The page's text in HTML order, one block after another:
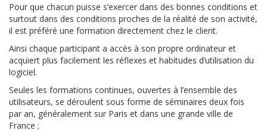
Pour que chacun puisse s’exercer dans des bonnes conditions et
surtout dans des conditions proches de la réalité de son activité,
il est préféré une formation directement chez le client.
Ainsi chaque participant a accès à son propre ordinateur et
acquiert plus facilement les réflexes et habitudes d’utilisation du
logiciel.
Seules les formations continues, ouvertes à l’ensemble des
utilisateurs, se déroulent sous forme de séminaires deux fois
par an, généralement sur Paris et dans une grande ville de
France ;